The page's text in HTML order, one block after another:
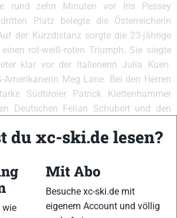
rund zehn Minuten vor Iris Pessey
Platz belegte die Österreicherin
der Kurzdistanz sorgte die 23-jährige
rot-weiß-roten Triumph. Sie siegte
klar vor der Italienerin Julia Kuen.
Amerikanerin Meg Lane. Bei den Herren
Südtiroler Patrick Klettenhammer
Deutschen Felian Schubert und den
zum Auftakt
du xc-ski.de lesen?
wie
Mit Abo
Besuche xc-ski.de mit
eigenem Account und völlig